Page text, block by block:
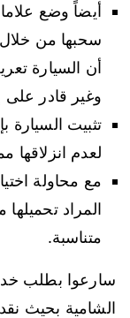
أيضاً وضع
سحبها من
أن السيارة
وغير قادر على
تثبيت
لعدم انزلاقها
مع محاولة
المراد
متناسبة.
سارعوا بطلب
الشامية بحيث